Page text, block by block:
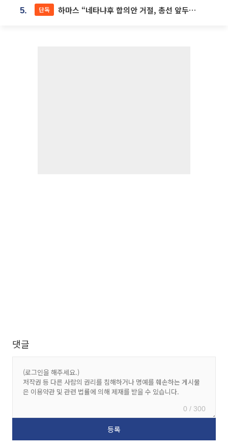
5. 단독 하마스 “네타냐후 합의안 거절, 총선 앞두고 시간 끌기”
댓글
0 / 300